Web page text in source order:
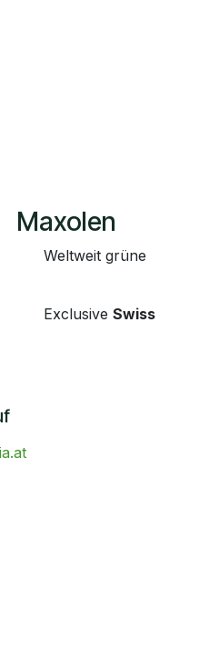
​Weltweit grüne
​Exclusive Swiss